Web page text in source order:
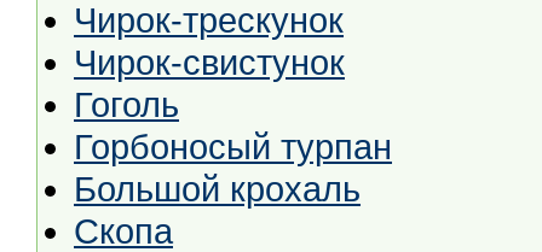
Чирок-трескунок
Чирок-свистунок
Гоголь
Горбоносый турпан
Большой крохаль
Скопа